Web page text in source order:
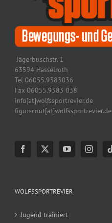
Jägerbuschstr. 1
63594 Hasselroth
Tel 06055.9383036
Fax 06055.9383 038
info[at]wolfssportrevier.de
figurscout[at]wolfssportrevier.de
WOLFSSPORTREVIER
Jugend trainiert